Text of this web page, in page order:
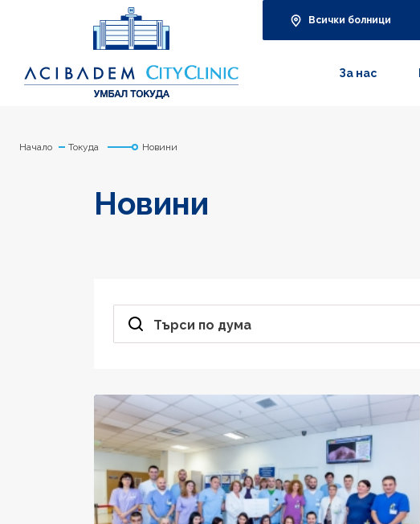
Всички болници
За нас
Начало Токуда Новини
Новини
Търси по дума